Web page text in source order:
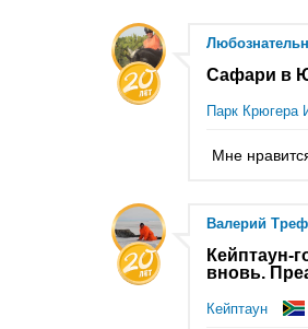
Сафари в
Парк Крюгера
Мне
Валерий
Кейптаун-
вновь.
Кейптаун